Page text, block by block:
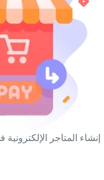
إنشاء المتاجر